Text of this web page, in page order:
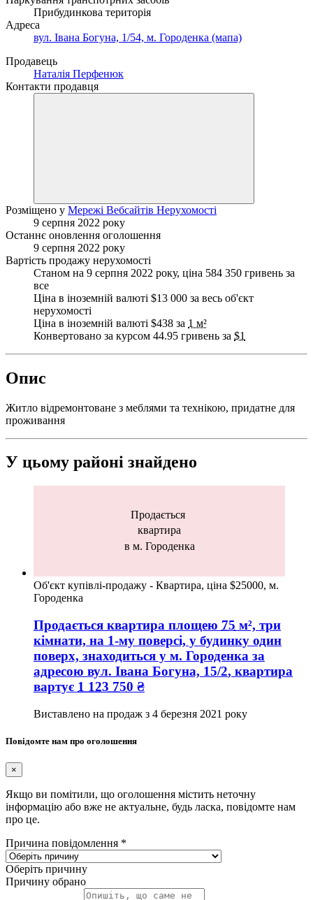
Прибудинкова територія
Адреса
вул. Івана Богуна, 1/54, м. Городенка (мапа)
Продавець
Наталія Перфенюк
Контакти продавця
Розміщено у Мережі Вебсайтів Нерухомості
9 серпня 2022 року
Останнє оновлення оголошення
9 серпня 2022 року
Вартість продажу нерухомості
Станом на 9 серпня 2022 року, ціна 584 350 гривень за
все
Ціна в іноземній валюті $13 000 за весь об'єкт
нерухомості
Ціна в іноземній валюті $438 за 1 м²
Конвертовано за курсом 44.95 гривень за $1
Опис
Житло відремонтоване з меблями та технікою, придатне для
проживання
У цьому районі знайдено
Продається
квартира
в м. Городенка
Об'єкт купівлі-продажу - Квартира, ціна $25000, м.
Городенка
Продається квартира площею 75 м², три
кімнати, на 1-му поверсі, у будинку один
поверх, знаходиться у м. Городенка за
адресою вул. Івана Богуна, 15/2, квартира
вартує 1 123 750 ₴
Виставлено на продаж з 4 березня 2021 року
Повідомте нам про оголошення
×
Якщо ви помітили, що оголошення містить неточну
інформацію або вже не актуальне, будь ласка, повідомте нам
про це.
Причина повідомлення *
Оберіть причину
Причину обрано